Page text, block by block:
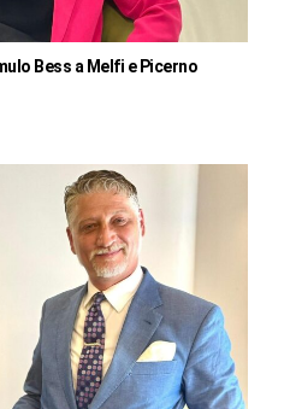
Bess a Melfi e Picerno